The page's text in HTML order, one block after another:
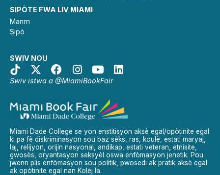
SIPÒTE FWA LIV MIAMI
Manm
Sipò
SWIV NOU
Swiv istwa a @MiamiBookFair
Miami Dade College se yon enstitisyon aksè egal/opòtinite egal
ki pa fè diskriminasyon sou baz sèks, ras, koulè, estati maryaj,
laj, relijyon, orijin nasyonal, andikap, estati veteran, etnisite,
gwosès, oryantasyon seksyèl oswa enfòmasyon jenetik. Pou
jwenn plis enfòmasyon sou politik, pwosedi ak pratik aksè egal
ak opòtinite egal nan Kolèj la.